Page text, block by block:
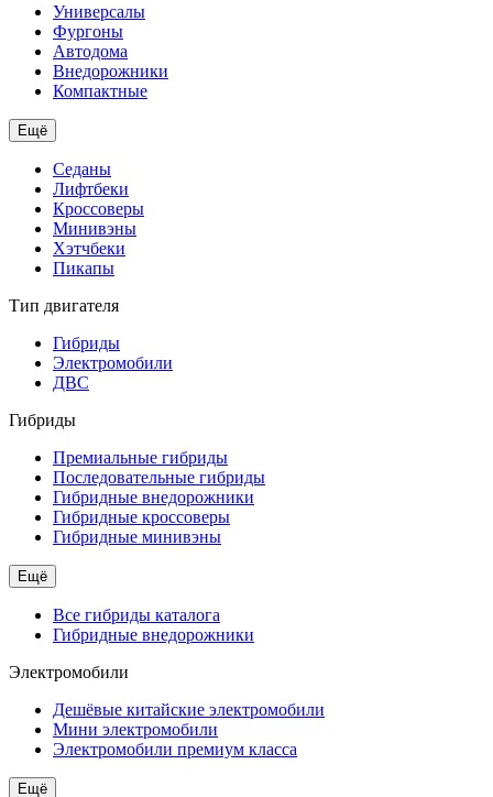
Универсалы
Фургоны
Автодома
Внедорожники
Компактные
Ещё
Седаны
Лифтбеки
Кроссоверы
Минивэны
Хэтчбеки
Пикапы
Тип двигателя
Гибриды
Электромобили
ДВС
Гибриды
Премиальные гибриды
Последовательные гибриды
Гибридные внедорожники
Гибридные кроссоверы
Гибридные минивэны
Ещё
Все гибриды каталога
Гибридные внедорожники
Электромобили
Дешёвые китайские электромобили
Мини электромобили
Электромобили премиум класса
Ещё